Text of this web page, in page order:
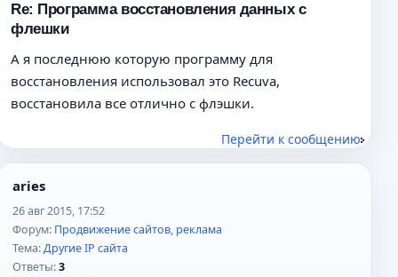
Re: Программа восстановления данных с
флешки
А я последнюю которую программу для
восстановления использовал это Recuva,
восстановила все отлично с флэшки.
Перейти к сообщению
aries
26 авг 2015, 17:52
Форум: Продвижение сайтов, реклама
Тема:Другие IP сайта
Ответы:3